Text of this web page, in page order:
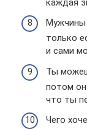
каждая
Мужчины
только
и сами
Ты
потом
что ты
Чего